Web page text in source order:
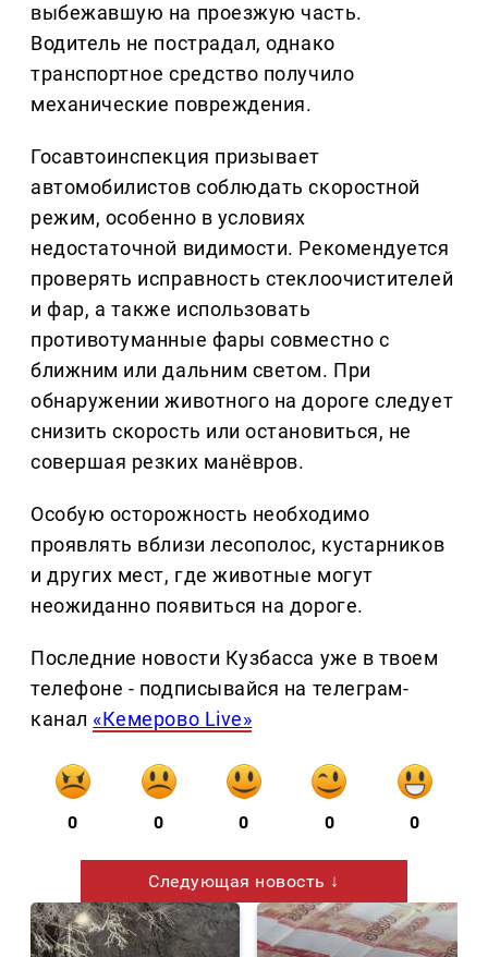
выбежавшую на проезжую часть.
Водитель не пострадал, однако
транспортное средство получило
механические повреждения.
Госавтоинспекция призывает
автомобилистов соблюдать скоростной
режим, особенно в условиях
недостаточной видимости. Рекомендуется
проверять исправность стеклоочистителей
и фар, а также использовать
противотуманные фары совместно с
ближним или дальним светом. При
обнаружении животного на дороге следует
снизить скорость или остановиться, не
совершая резких манёвров.
Особую осторожность необходимо
проявлять вблизи лесополос, кустарников
и других мест, где животные могут
неожиданно появиться на дороге.
Последние новости Кузбасса уже в твоем
телефоне - подписывайся на телеграм-
канал «Кемерово Live»
0 0 0 0 0
Следующая новость ↓